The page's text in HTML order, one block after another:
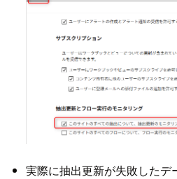
実際に抽出更新が失敗したデ